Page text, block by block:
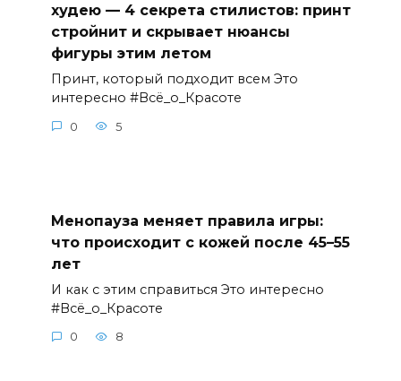
худею — 4 секрета стилистов: принт
стройнит и скрывает нюансы
фигуры этим летом
Принт, который подходит всем Это
интересно #Всё_о_Красоте
0 5
Менопауза меняет правила игры:
что происходит с кожей после 45–55
лет
И как с этим справиться Это интересно
#Всё_о_Красоте
0 8